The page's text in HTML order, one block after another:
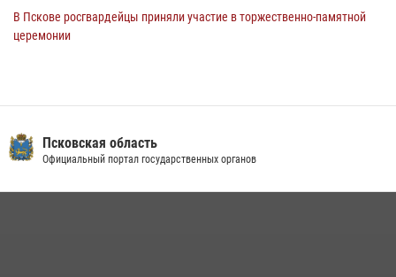
В Пскове росгвардейцы приняли участие в торжественно-памятной
церемонии
13 июля 2026, 05:29
Всероссийского конкурса профессионального мастерства среди
Псковская область
Официальный портал государственных органов